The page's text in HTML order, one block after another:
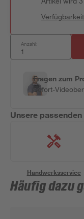
Anzahl:
Fragen zum
Sofort-
Unsere passenden
Handwerksservice
Häufig dazu